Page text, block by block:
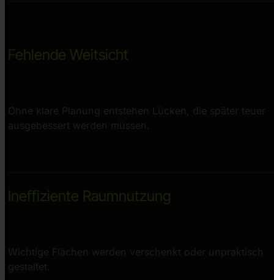
Fehlende Weitsicht
Ohne klare Planung entstehen Lücken, die später teuer
ausgebessert werden müssen.
Ineffiziente Raumnutzung
Wichtige Flächen werden verschenkt oder unpraktisch
gestaltet.